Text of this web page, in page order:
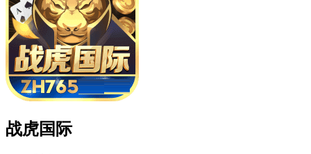
战虎国际